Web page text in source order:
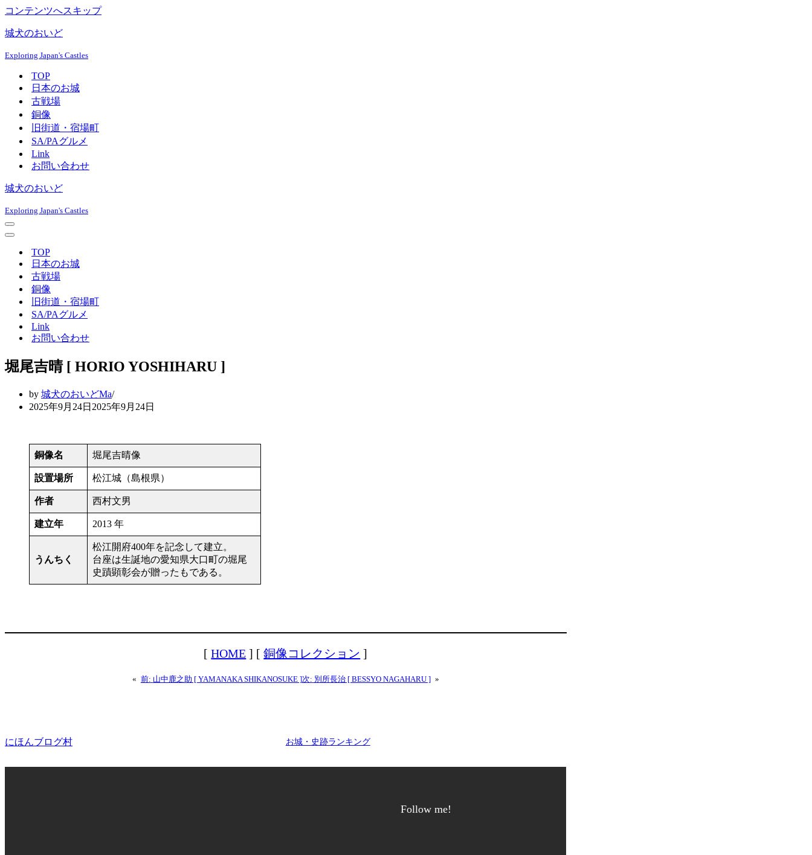
コンテンツへスキップ
城犬のおいど
Exploring Japan's Castles
TOP
日本のお城
古戦場
銅像
旧街道・宿場町
SA/PAグルメ
Link
お問い合わせ
城犬のおいど
Exploring Japan's Castles
ナ
ビ
ナ
TOP
日本のお城
古戦場
銅像
旧街道・宿場町
SA/PAグルメ
Link
お問い合わせ
堀尾吉晴 [ HORIO YOSHIHARU ]
by 城犬のおいどMa
2025年9月24日 2025年9月24日
銅像名 堀尾吉晴像
設置場所 松江城（島根県）
作者 西村文男
建立年 2013 年
うんちく
松江開府400年を記念して建立。
台座は生誕地の愛知県大口町の堀尾
史蹟顕彰会が贈ったもである。
[HOME ] [銅像コレクション ]
« 前: 山中鹿之助 [ YAMANAKA SHIKANOSUKE ]次: 別所長治 [ BESSYO NAGAHARU ] »
にほんブログ村 お城・史跡ランキング
Follow me!